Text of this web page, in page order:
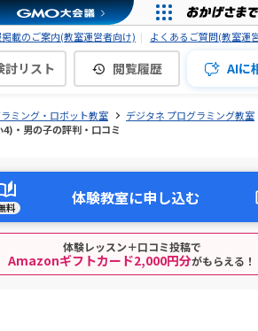
載のご案内(教室運営者向け) よくあるご質問(教室運
討リスト 閲覧履歴 AIに
ミング・ロボット教室
デジタネ プログラミング教室
・男の子の評判・口コミ
料 体験教室に申し込む
体験レッスン＋口コミ投稿で
Amazonギフトカード2,000円分がもらえる！